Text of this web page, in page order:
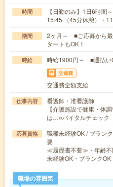
時間
【日勤のみ】1日6時
15:45 （45分休憩）・
期間
2ヶ月～ ■ご応募から
タートもOK！
時給 時給1900円～ ■週払い
交通費
交通費全額支給
仕事内容
看護師・准看護師
【介護施設で健康・体
は…○バイタルチェッ
応募資格
職種未経験OK / ブラン
要
≪履歴書不要≫・年齢不
未経験OK・ブランク
職場の雰囲気